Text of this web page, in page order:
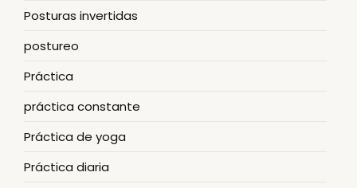
Posturas invertidas
postureo
Práctica
práctica constante
Práctica de yoga
Práctica diaria